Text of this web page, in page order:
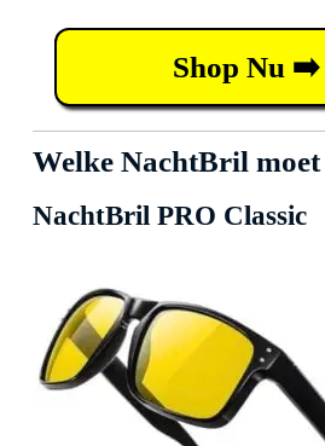
Shop Nu ➡️
Welke NachtBril moet
NachtBril PRO Classic